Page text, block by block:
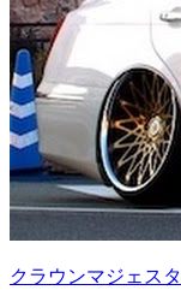
クラウンマジェスタ